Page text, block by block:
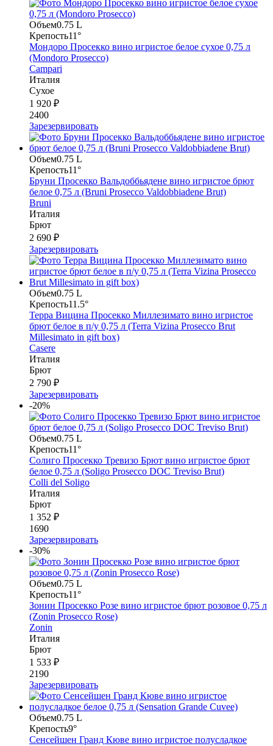
Объем0.75 L
Крепость11°
Мондоро Просекко вино игристое белое сухое 0,75 л
(Mondoro Prosecco)
Campari
Италия
Сухое
1 920 ₽
2400
Зарезервировать
Объем0.75 L
Крепость11°
Бруни Просекко Вальдоббьядене вино игристое брют
белое 0,75 л (Bruni Prosecco Valdobbiadene Brut)
Bruni
Италия
Брют
2 690 ₽
Зарезервировать
Объем0.75 L
Крепость11.5°
Терра Вицина Просекко Миллезимато вино игристое
брют белое в п/у 0,75 л (Terra Vizina Prosecco Brut
Millesimato in gift box)
Casere
Италия
Брют
2 790 ₽
Зарезервировать
-20%
Объем0.75 L
Крепость11°
Солиго Просекко Тревизо Брют вино игристое брют
белое 0,75 л (Soligo Prosecco DOC Treviso Brut)
Colli del Soligo
Италия
Брют
1 352 ₽
1690
Зарезервировать
-30%
Объем0.75 L
Крепость11°
Зонин Просекко Розе вино игристое брют розовое 0,75 л
(Zonin Prosecco Rose)
Zonin
Италия
Брют
1 533 ₽
2190
Зарезервировать
Объем0.75 L
Крепость9°
Сенсейшен Гранд Кюве вино игристое полусладкое